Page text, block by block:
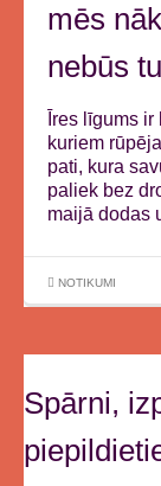
mēs
nebūs
Īres līgums
kuriem
pati, kura
paliek bez
maijā dodas
NOTIKUMI
Spārni,